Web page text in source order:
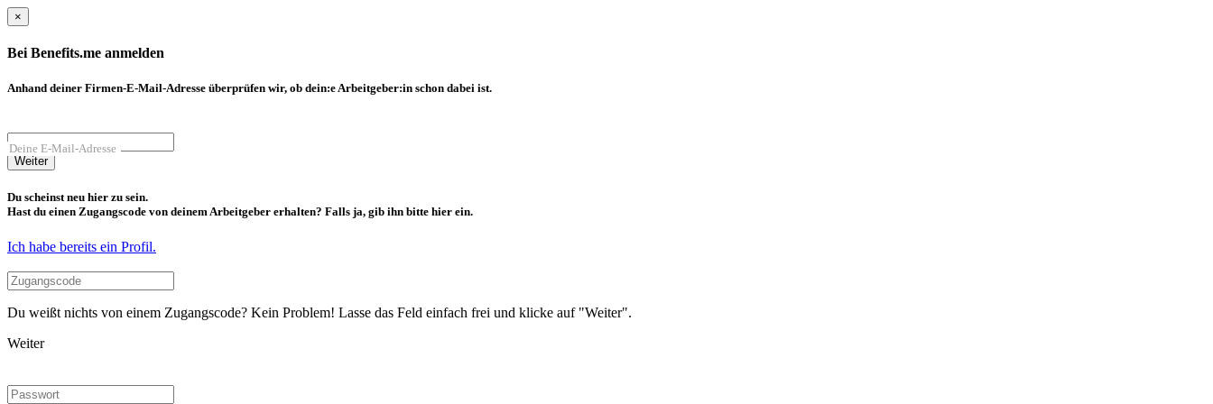
×
Bei Benefits.me anmelden
Anhand deiner Firmen-E-Mail-Adresse überprüfen wir, ob dein:e Arbeitgeber:in schon dabei ist.
Deine E-Mail-Adresse
Weiter
Du scheinst neu hier zu sein.
Hast du einen Zugangscode von deinem Arbeitgeber erhalten? Falls ja, gib ihn bitte hier ein.
Ich habe bereits ein Profil.
Du weißt nichts von einem Zugangscode? Kein Problem! Lasse das Feld einfach frei und klicke auf "Weiter".
Weiter